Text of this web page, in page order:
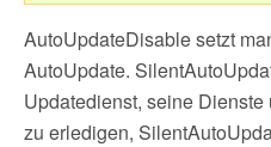
AutoUpdateDisable setzt
AutoUpdate.
Updatedienst, seine
zu erledigen,